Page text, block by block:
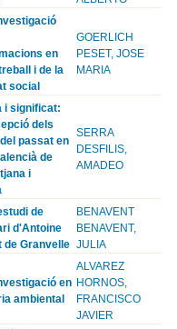
en
i de la
social
GOERLICH
PESET, JOSE
MARIA
i significat:
dels
passat en
de
i
SERRA
DESFILIS,
AMADEO
de
d'Antoine
de Granvelle
BENAVENT
BENAVENT,
JULIA
en
ambiental
ALVAREZ
HORNOS,
FRANCISCO
JAVIER